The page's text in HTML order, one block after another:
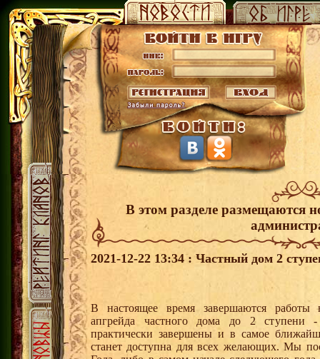
В этом разделе размещаются
2021-12-22 13:34 : Частный дом 2
В настоящее время завершаются работы
апгрейда частного дома до 2 ступени
практически завершены и в самое
станет доступна для всех желающих. Мы